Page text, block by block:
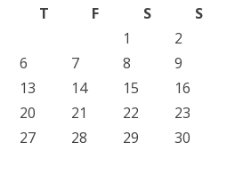
T F S
S
1
2
6 7 8
9
13 14 15
16
20 21 22
23
27 28 29
30